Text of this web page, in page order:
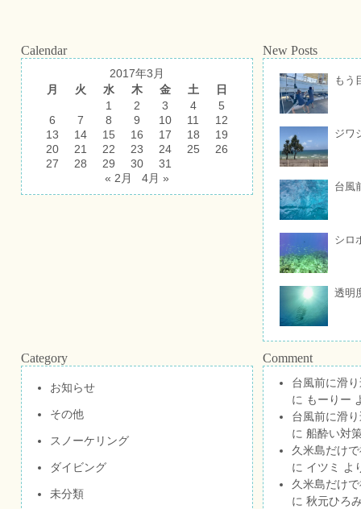
Calendar
2017年3月
月
火 水 木 金 土
日
1
2 3 4
5
6
7 8 9 10 11
12
13
14 15 16 17 18
19
20
21 22 23 24 25
26
27
28 29 30
31
« 2月
4月 »
New Posts
もう
ジワ
台風
シロ
透明
Category
お知らせ
その他
スノーケリング
ダイビング
未分類
Comment
台風前に滑
に もーりー
台風前に滑
に 船酔い対
久米島だけ
に イツミ よ
久米島だけ
に 秋元ひろ